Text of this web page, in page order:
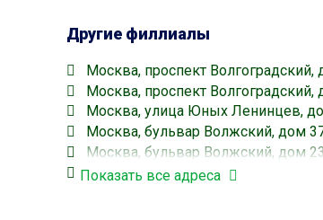
Другие филлиалы
Москва, проспект Волгоградский,
Москва, проспект Волгоградский,
Москва, улица Юных Ленинцев,
Москва, бульвар Волжский, дом
Москва, бульвар Волжский, дом
Москва, улица Юных Ленинцев,
Показать все адреса